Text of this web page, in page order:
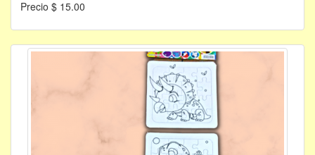
Precio $ 15.00